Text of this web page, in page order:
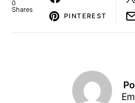
0
Shares
PINTEREST